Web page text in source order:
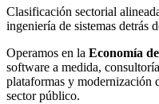
Clasificación sectorial
ingeniería de sistemas detrás
Operamos en la Economía
software a medida,
plataformas y modernización
sector público.